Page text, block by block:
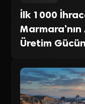
İlk 1000
Üretim